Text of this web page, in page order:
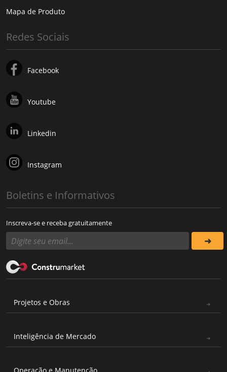
Mapa de Produto
Redes Sociais
Facebook
Youtube
Linkedin
Instagram
Boletins e Informativos
Inscreva-se e receba gratuitamente
Projetos e Obras
Inteligência de Mercado